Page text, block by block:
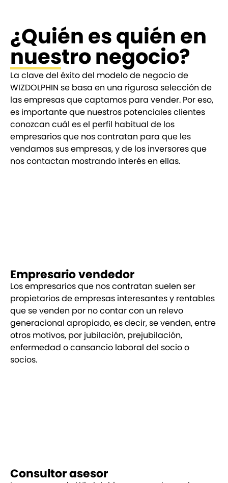
¿Quién es quién en
nuestro negocio?
La clave del éxito del modelo de negocio de
WIZDOLPHIN se basa en una rigurosa selección de
las empresas que captamos para vender. Por eso,
es importante que nuestros potenciales clientes
conozcan cuál es el perfil habitual de los
empresarios que nos contratan para que les
vendamos sus empresas, y de los inversores que
nos contactan mostrando interés en ellas.
Empresario vendedor
Los empresarios que nos contratan suelen ser
propietarios de empresas interesantes y rentables
que se venden por no contar con un relevo
generacional apropiado, es decir, se venden, entre
otros motivos, por jubilación, prejubilación,
enfermedad o cansancio laboral del socio o
socios.
Consultor asesor